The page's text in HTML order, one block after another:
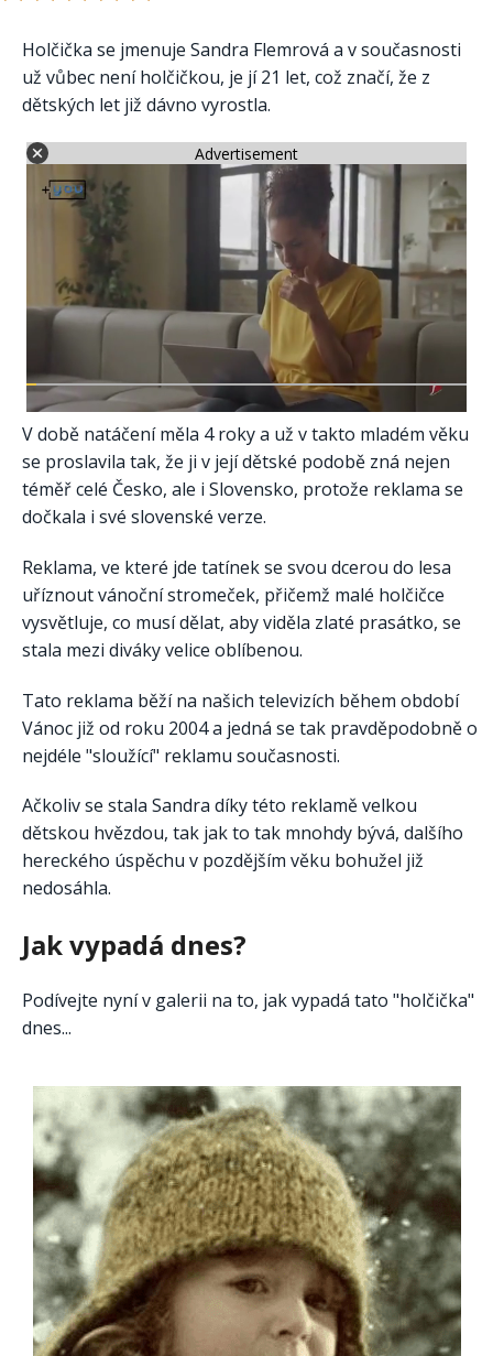
Holčička se jmenuje Sandra Flemrová a v současnosti
už vůbec není holčičkou, je jí 21 let, což značí, že z
dětských let již dávno vyrostla.
Advertisement
V době natáčení měla 4 roky a už v takto mladém věku
se proslavila tak, že ji v její dětské podobě zná nejen
téměř celé Česko, ale i Slovensko, protože reklama se
dočkala i své slovenské verze.
Reklama, ve které jde tatínek se svou dcerou do lesa
uříznout vánoční stromeček, přičemž malé holčičce
vysvětluje, co musí dělat, aby viděla zlaté prasátko, se
stala mezi diváky velice oblíbenou.
Tato reklama běží na našich televizích během období
Vánoc již od roku 2004 a jedná se tak pravděpodobně o
nejdéle "sloužící" reklamu současnosti.
Ačkoliv se stala Sandra díky této reklamě velkou
dětskou hvězdou, tak jak to tak mnohdy bývá, dalšího
hereckého úspěchu v pozdějším věku bohužel již
nedosáhla.
Jak vypadá dnes?
Podívejte nyní v galerii na to, jak vypadá tato "holčička"
dnes...